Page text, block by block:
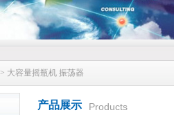
> 大容量摇瓶机 振荡器
产品展示 Products